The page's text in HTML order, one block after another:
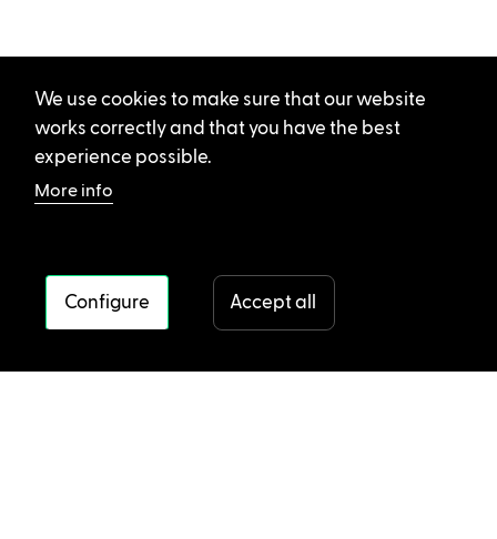
We use cookies to make sure that our website
works correctly and that you have the best
experience possible.
More info
Configure Accept all